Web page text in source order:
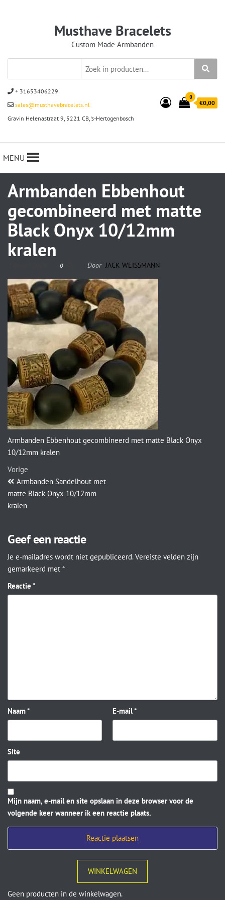
Musthave Bracelets
Custom Made Armbanden
+ 31653406229
sales@musthavebracelets.nl
Gravin Helenastraat 9, 5221 CB, ‘s-Hertogenbosch
0
€0,00
MENU
Armbanden Ebbenhout
gecombineerd met matte
Black Onyx 10/12mm
kralen
0 Door JACK WEISSMANN
Armbanden Ebbenhout gecombineerd met matte Black Onyx
10/12mm kralen
Vorige
Armbanden Sandelhout met
matte Black Onyx 10/12mm
kralen
Geef een reactie
Je e-mailadres wordt niet gepubliceerd. Vereiste velden zijn
gemarkeerd met *
Reactie *
Naam* E-mail*
Site
Mijn naam, e-mail en site opslaan in deze browser voor de
volgende keer wanneer ik een reactie plaats.
WINKELWAGEN
Geen producten in de winkelwagen.